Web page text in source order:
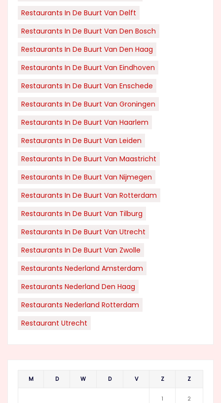
Restaurants In De Buurt Van Delft
Restaurants In De Buurt Van Den Bosch
Restaurants In De Buurt Van Den Haag
Restaurants In De Buurt Van Eindhoven
Restaurants In De Buurt Van Enschede
Restaurants In De Buurt Van Groningen
Restaurants In De Buurt Van Haarlem
Restaurants In De Buurt Van Leiden
Restaurants In De Buurt Van Maastricht
Restaurants In De Buurt Van Nijmegen
Restaurants In De Buurt Van Rotterdam
Restaurants In De Buurt Van Tilburg
Restaurants In De Buurt Van Utrecht
Restaurants In De Buurt Van Zwolle
Restaurants Nederland Amsterdam
Restaurants Nederland Den Haag
Restaurants Nederland Rotterdam
Restaurant Utrecht
M D W D V Z Z
1 2